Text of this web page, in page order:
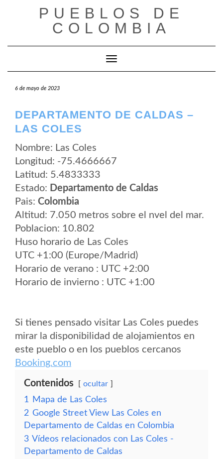
PUEBLOS DE
COLOMBIA
Cambiar modo de navegación
6 de mayo de 2023
DEPARTAMENTO DE CALDAS –
LAS COLES
Nombre: Las Coles
Longitud: -75.4666667
Latitud: 5.4833333
Estado: Departamento de Caldas
Pais: Colombia
Altitud: 7.050 metros sobre el nvel del mar.
Poblacion: 10.802
Huso horario de Las Coles
UTC +1:00 (Europe/Madrid)
Horario de verano : UTC +2:00
Horario de invierno : UTC +1:00
Si tienes pensado visitar Las Coles puedes
mirar la disponibilidad de alojamientos en
este pueblo o en los pueblos cercanos
Booking.com
Contenidos ocultar
1
Mapa de Las Coles
2 Google Street View Las Coles en
Departamento de Caldas en Colombia
3 Vídeos relacionados con Las Coles -
Departamento de Caldas